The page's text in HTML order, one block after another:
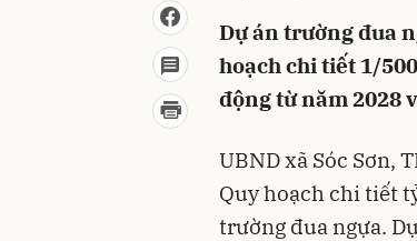
Dự án trường đua
hoạch chi tiết 1/
động từ năm 2028
UBND xã Sóc Sơn,
Quy hoạch chi tiết
trường đua ngựa.